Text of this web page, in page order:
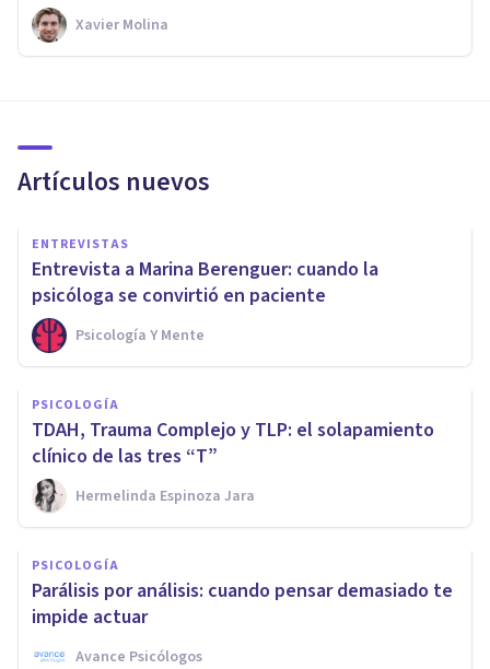
Xavier Molina
Artículos nuevos
ENTREVISTAS
Entrevista a Marina Berenguer: cuando la
psicóloga se convirtió en paciente
Psicología Y Mente
PSICOLOGÍA
TDAH, Trauma Complejo y TLP: el solapamiento
clínico de las tres “T”
Hermelinda Espinoza Jara
PSICOLOGÍA
Parálisis por análisis: cuando pensar demasiado te
impide actuar
Avance Psicólogos